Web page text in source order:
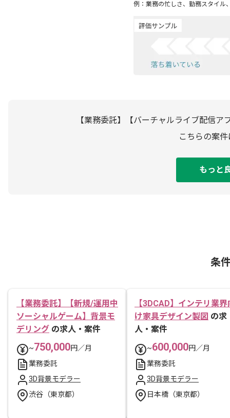
例：業務の忙しさ、勤務スタイル
【業務委託】【バーチャルライブ配信
こちらの案
もっと
条
【業務委託】【新規/運用中
ソーシャルゲーム】背景モ
デリング の求人・案件
~750,000円／月
業務委託
3D背景モデラー
渋谷（東京都）
【3DCAD】インテリ業界
け家具デザイン製図 の求
人・案件
~600,000円／月
業務委託
3D背景モデラー
日本橋（東京都）